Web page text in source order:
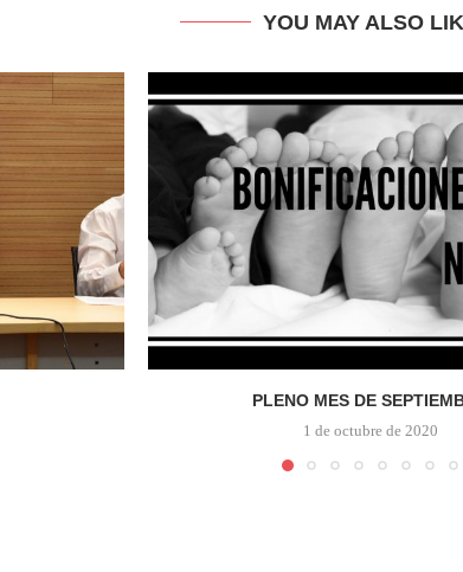
YOU MAY ALSO
PLENO MES DE
1 de octubre de 2020